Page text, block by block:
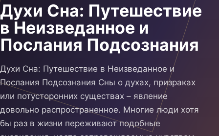
Духи Сна: Путешествие
в Неизведанное и
Послания Подсознания
Духи Сна: Путешествие в Неизведанное и
Послания Подсознания Сны о духах, призраках
или потусторонних существах – явление
довольно распространенное. Многие люди хотя
бы раз в жизни переживают подобные